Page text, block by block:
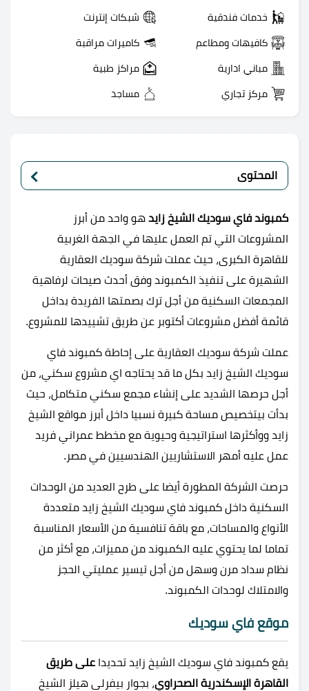
خدمات فندقية شبكات إنترنت
كافيهات ومطاعم كاميرات مراقبة
مباني ادارية مراكز طبية
مركز تجاري مساجد
المحتوى
كمبوند فاي سوديك الشيخ زايد هو واحد من أبرز
المشروعات التي تم العمل عليها في الجهة الغربية
للقاهرة الكبرى، حيث عملت شركة سوديك العقارية
الشهيرة على تنفيذ الكمبوند وفق أحدث صيحات لرفاهية
المجمعات السكنية من أجل ترك بصمتها الفريدة بداخل
قائمة أفضل مشروعات أكتوبر عن طريق تشييدها للمشروع.
عملت شركة سوديك العقارية على إحاطة كمبوند فاي
سوديك الشيخ زايد بكل ما قد يحتاجه اي مشروع سكني، من
أجل حرصها الشديد على إنشاء مجمع سكني متكامل، حيث
بدأت بيتخصيص مساحة كبيرة نسبيا داخل أبرز مواقع الشيخ
زايد ووأكثرها استراتيجية وحيوية مع مخطط عمراني فريد
عمل عليه أمهر الاستشاريين الهندسيين في مصر.
حرصت الشركة المطورة أيضا على طرح العديد من الوحدات
السكنية داخل كمبوند فاي سوديك الشيخ زايد متعددة
الأنواع والمساحات، مع باقة تنافسية من الأسعار المناسبة
تماما لما يحتوي عليه الكمبوند من مميزات، مع أكثر من
نظام سداد مرن وسهل من أجل تيسير عمليتي الحجز
والامتلاك لوحدات الكمبوند.
موقع فاي سوديك
يقع كمبوند فاي سوديك الشيخ زايد تحديدا على طريق
القاهرة الإسكندرية الصحراوي، بجوار بيفرلي هيلز الشيخ